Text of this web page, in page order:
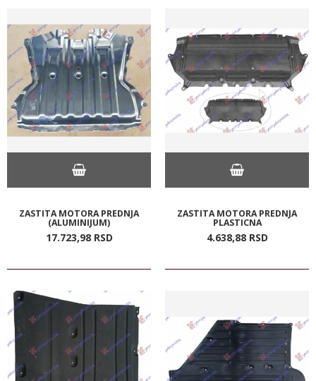
ZASTITA MOTORA PREDNJA
(ALUMINIJUM)
17.723,98 RSD
ZASTITA MOTORA PREDNJA
PLASTICNA
4.638,88 RSD